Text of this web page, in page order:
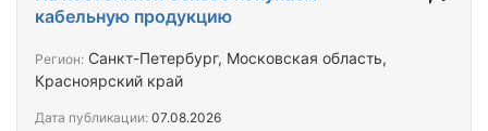
кабельную продукцию
Регион: Санкт-Петербург, Московская область,
Красноярский край
Дата публикации: 07.08.2026